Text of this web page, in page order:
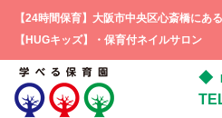
【24時間保育】大阪市中央区心斎橋にあ
【HUGキッズ】・保育付ネイルサロン